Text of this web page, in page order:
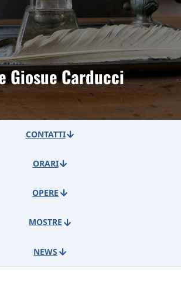
Giosue Carducci
CONTATTI
ORARI
OPERE
MOSTRE
NEWS